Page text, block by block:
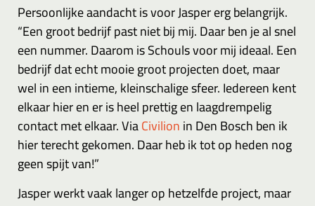
Persoonlijke aandacht is voor Jasper erg belangrijk.
“Een groot bedrijf past niet bij mij. Daar ben je al snel
een nummer. Daarom is Schouls voor mij ideaal. Een
bedrijf dat echt mooie groot projecten doet, maar
wel in een intieme, kleinschalige sfeer. Iedereen kent
elkaar hier en er is heel prettig en laagdrempelig
contact met elkaar. ViaCivilionin Den Bosch ben ik
hier terecht gekomen. Daar heb ik tot op heden nog
geen spijt van!”
Jasper werkt vaak langer op hetzelfde project, maar